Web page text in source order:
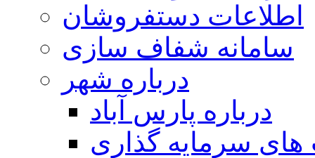
اطلاعات دستفروشان
سامانه شفاف سازی
درباره شهر
درباره پارس آباد
سرمایه گذاری